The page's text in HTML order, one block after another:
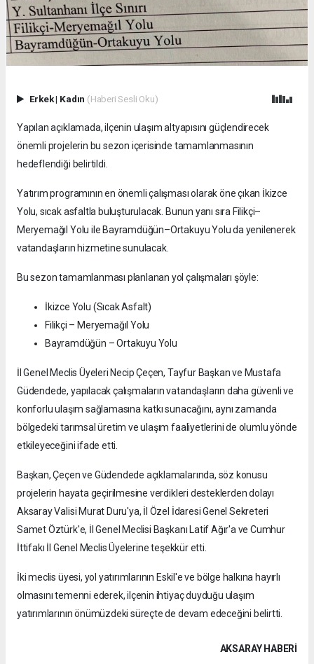
Erkek| Kadın (Haberi Sesli Oku)
Yapılan açıklamada, ilçenin ulaşım altyapısını güçlendirecek
önemli projelerin bu sezon içerisinde tamamlanmasının
hedeflendiği belirtildi.
Yatırım programının en önemli çalışması olarak öne çıkan İkizce
Yolu, sıcak asfaltla buluşturulacak. Bunun yanı sıra Filikçi–
Meryemağıl Yolu ile Bayramdüğün–Ortakuyu Yolu da yenilenerek
vatandaşların hizmetine sunulacak.
Bu sezon tamamlanması planlanan yol çalışmaları şöyle:
İkizce Yolu (Sıcak Asfalt)
Filikçi – Meryemağıl Yolu
Bayramdüğün – Ortakuyu Yolu
İl Genel Meclis Üyeleri Necip Çeçen, Tayfur Başkan ve Mustafa
Güdendede, yapılacak çalışmaların vatandaşların daha güvenli ve
konforlu ulaşım sağlamasına katkı sunacağını, aynı zamanda
bölgedeki tarımsal üretim ve ulaşım faaliyetlerini de olumlu yönde
etkileyeceğini ifade etti.
Başkan, Çeçen ve Güdendede açıklamalarında, söz konusu
projelerin hayata geçirilmesine verdikleri desteklerden dolayı
Aksaray Valisi Murat Duru'ya, İl Özel İdaresi Genel Sekreteri
Samet Öztürk'e, İl Genel Meclisi Başkanı Latif Ağır'a ve Cumhur
İttifakı İl Genel Meclis Üyelerine teşekkür etti.
İki meclis üyesi, yol yatırımlarının Eskil'e ve bölge halkına hayırlı
olmasını temenni ederek, ilçenin ihtiyaç duyduğu ulaşım
yatırımlarının önümüzdeki süreçte de devam edeceğini belirtti.
AKSARAY HABERİ